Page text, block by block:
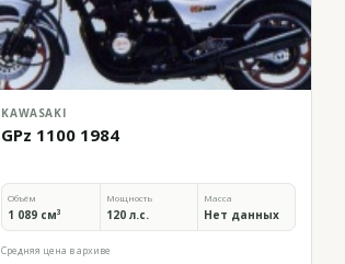
KAWASAKI
GPz 1100 1984
Объём
1 089 см³
Мощность
120 л.с.
Масса
Нет данных
Средняя цена в архиве